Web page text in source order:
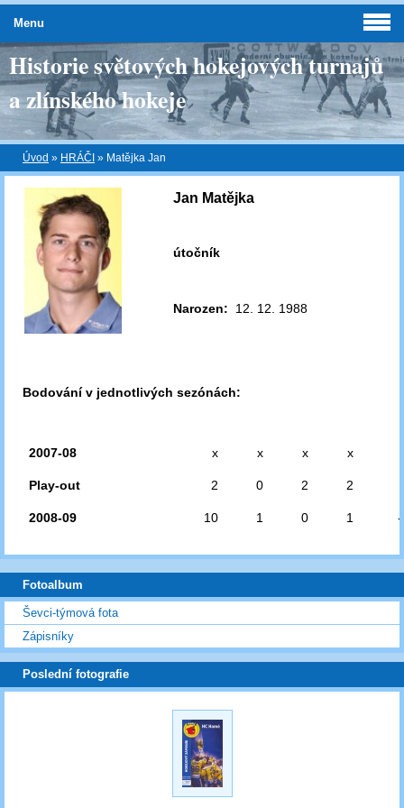
Historie světových hokejových turnajů
a zlínského hokeje
Úvod » HRÁČI » Matějka Jan
Jan Matějka
útočník
Narozen: 12. 12. 1988
Bodování v jednotlivých sezónách:
2007-08 x x x x
Play-out 2 0 2 2
2008-09 10 1 0 1
Menu
Fotoalbum
Ševci-týmová fota
Zápisníky
Poslední fotografie